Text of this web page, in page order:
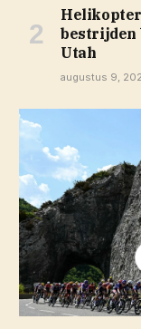
bestrijden
Utah
augustus 9,